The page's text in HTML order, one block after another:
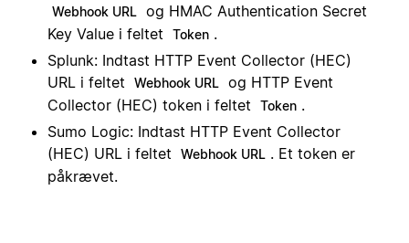
Webhook URL og HMAC Authentication Secret
Key Value i feltet
Token .
Splunk: Indtast HTTP Event Collector (HEC)
URL i feltet
Webhook URL og HTTP Event
Collector (HEC) token i feltet
Token .
Sumo Logic: Indtast HTTP Event Collector
(HEC) URL i feltet
Webhook URL . Et token er
påkrævet.